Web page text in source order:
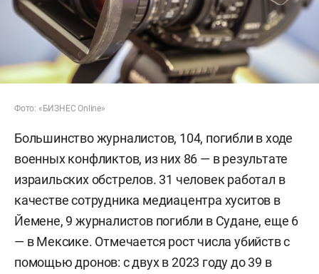
Фото: «БИЗНЕС Online»
Большинство журналистов, 104, погибли в ходе
военных конфликтов, из них 86 — в результате
израильских обстрелов. 31 человек работал в
качестве сотрудника медиацентра хуситов в
Йемене, 9 журналистов погибли в Судане, еще 6
— в Мексике. Отмечается рост числа убийств с
помощью дронов: с двух в 2023 году до 39 в